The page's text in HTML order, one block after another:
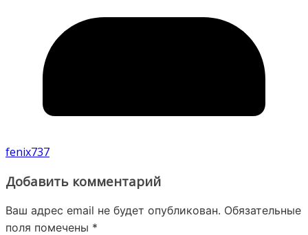
fenix737
Добавить комментарий
Ваш адрес email не будет опубликован. Обязательные
поля помечены *